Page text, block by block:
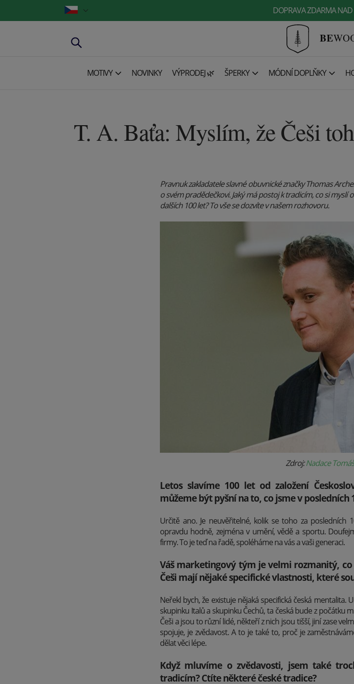
DOPRAVA ZDARMA
BE
MOTIVY NOVINKY VÝPRODEJ 🌿 ŠPERKY MÓDNÍ DOPLŇKY
T. A. Baťa: Myslím, že Češi
Pravnuk zakladatele slavné obuvnické značky Thomas
o svém pradědečkovi. Jaký má postoj k tradicím, co si
dalších 100 let? To vše se dozvíte v našem rozhovoru.
Zdroj:Nadace
Letos slavíme 100 let od založení
můžeme být pyšní na to, co jsme v posledních
Určitě ano. Je neuvěřitelné, kolik se toho za posledních
opravdu hodně, zejména v umění, vědě a sportu.
firmy. To je teď na řadě, spoléháme na vás a vaši generaci.
Váš marketingový tým je velmi rozmanitý,
Češi mají nějaké specifické vlastnosti, které
Neřekl bych, že existuje nějaká specifická česká mentalita.
skupinku Italů a skupinku Čechů, ta česká bude z počátku
Češi a jsou to různí lidé, někteří z nich jsou tišší, jiní zase
spojuje, je zvědavost. A to je také to, proč je
dělat věci lépe.
Když mluvíme o zvědavosti, jsem také
tradicím? Ctíte některé české tradice?